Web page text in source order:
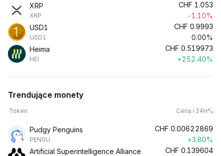
XRP
XRP
CHF 1.053
-1.10%
USD1
USD1
CHF 0.9993
0.00%
Heima
HEI
CHF 0.519973
+252.40%
Trendujące monety
Token Cena i 24H%
Pudgy Penguins
PENGU
CHF 0.00622869
+3.80%
Artificial Superintelligence Alliance
CHF 0.139604